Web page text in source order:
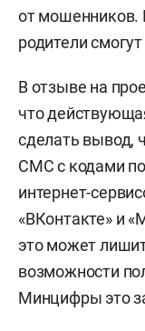
от мошенников.
родители
В отзыве на
что
сделать вывод,
СМС с кодами
интернет-
«ВКонтакте» и
это может
возможности
Минцифры это